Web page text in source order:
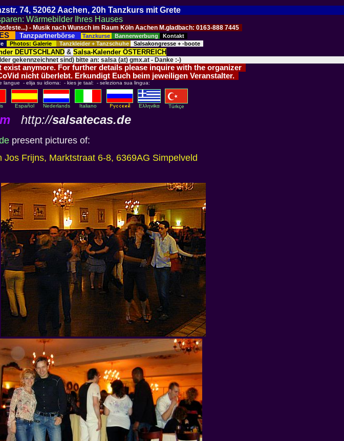
74, 52062 Aachen, 20h Tanzkurs mit Grete
Wärmebilder Ihres Hauses
- Musik nach Wunsch im Raum Köln Aachen M.gladbach: 0163-888 7445
Tanzpartnerbörse Tanzkurse Bannerwerbung Kontakt
Photos: Galerie Tanzkleider + Tanzschuhe Salsakongresse + -boote
DEUTSCHLAND & Salsa-Kalender ÖSTERREICH
gekennzeichnet sind) bitte an: salsa (at) gmx.at - Danke :-)
anymore. For further details please inquire with the organizer
nicht überlebt. Erkundigt Euch beim jeweiligen Veranstalter.
- elija su idioma: - kies je taal: - seleziona sua lingua:
Español Nederlands Italiano Eλληvikα Türkçe
m http://salsatecas.de
present pictures of:
Jos Frijns, Marktstraat 6-8, 6369AG Simpelveld